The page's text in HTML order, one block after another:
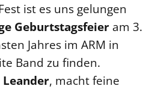
ist es uns gelungen
Geburtstagsfeier am 3.
Jahres im ARM in
Band zu finden.
Leander, macht feine